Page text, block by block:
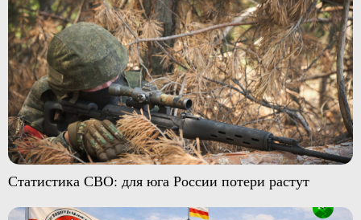
Статистика СВО: для юга России потери растут